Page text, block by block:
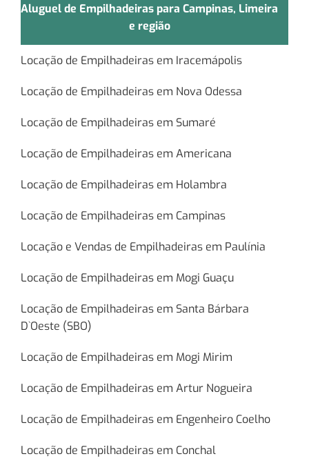
Aluguel de Empilhadeiras para Campinas, Limeira
e região
Locação de Empilhadeiras em Iracemápolis
Locação de Empilhadeiras em Nova Odessa
Locação de Empilhadeiras em Sumaré
Locação de Empilhadeiras em Americana
Locação de Empilhadeiras em Holambra
Locação de Empilhadeiras em Campinas
Locação e Vendas de Empilhadeiras em Paulínia
Locação de Empilhadeiras em Mogi Guaçu
Locação de Empilhadeiras em Santa Bárbara
D`Oeste (SBO)
Locação de Empilhadeiras em Mogi Mirim
Locação de Empilhadeiras em Artur Nogueira
Locação de Empilhadeiras em Engenheiro Coelho
Locação de Empilhadeiras em Conchal